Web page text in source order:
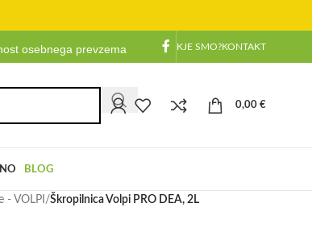
osebnega prevzema KJE SMO?KONTAKT
0,00 €
BLOG
- VOLPI /Škropilnica Volpi PRO DEA, 2L